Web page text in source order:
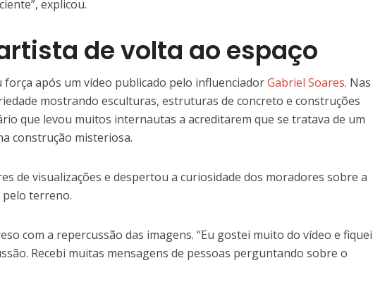
explicou.
de volta ao espaço
após um vídeo publicado pelo influenciadorGabriel Soares. Nas
mostrando esculturas, estruturas de concreto e construções
que levou muitos internautas a acreditarem que se tratava de um
construção misteriosa.
de visualizações e despertou a curiosidade dos moradores sobre a
pelo terreno.
com a repercussão das imagens. “Eu gostei muito do vídeo e fiquei
Recebi muitas mensagens de pessoas perguntando sobre o